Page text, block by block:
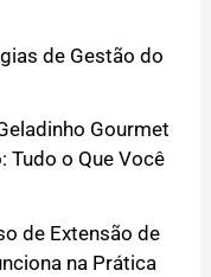
de Gestão do
Gourmet
Tudo o Que Você
de Extensão de
na Prática